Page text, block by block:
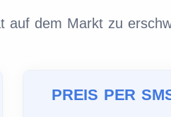
dem Markt zu
PREIS PER